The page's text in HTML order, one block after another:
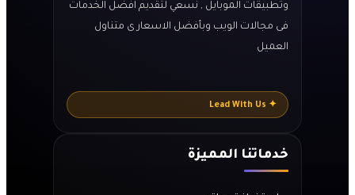
وتطبيقات الموبايل , نسعي لتقديم افضل الخدمات
فى مجالات الويب وبأفضل الاسعار ى متناول
العميل
✦ Lead With Us
خدماتنا المميزة